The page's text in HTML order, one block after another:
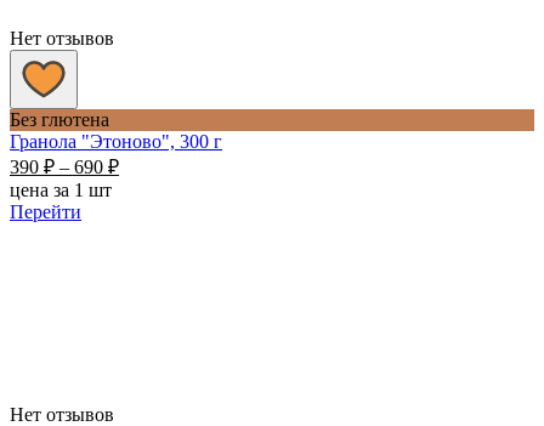
Нет отзывов
Без глютена
Гранола "Этоново", 300 г
390 ₽ – 690 ₽Диапазон
цена за 1 шт
Перейти
Нет отзывов